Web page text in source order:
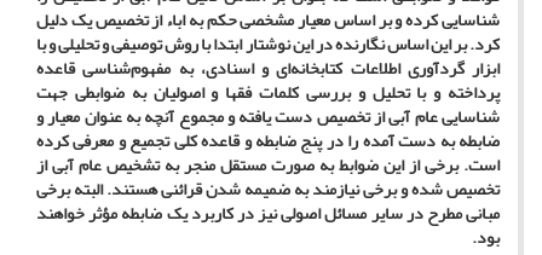
شناسایی کرده و بر اساس معیار مشخصی حکم به اباء از تخصیص یک دلیل
کرد. بر این اساس نگارنده در این نوشتار ابتدا با روش توصیفی و تحلیلی و با
ابزار گردآوری اطلاعات کتابخانه‌ای و اسنادی، به مفهوم‌شناسی قاعده
پرداخته و با تحلیل و بررسی کلمات فقها و اصولیان به ضوابطی جهت
شناسایی عام آبی از تخصیص دست یافته و مجموع آنچه به عنوان معیار و
ضابطه به دست آمده را در پنج ضابطه و قاعده کلی تجمیع و معرفی کرده
است. برخی از این ضوابط به صورت مستقل منجر به تشخیص عام آبی از
تخصیص شده و برخی نیازمند به ضمیمه شدن قرائنی هستند. البته برخی
مبانی مطرح در سایر مسائل اصولی نیز در کاربرد یک ضابطه مؤثر خواهند
بود.